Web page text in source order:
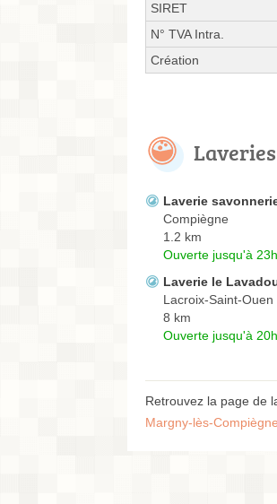
SIRET
N° TVA Intra.
Création
Laverie
Compiègne
1.2 km
Ouverte jusqu'à 23h
Laverie le
Lacroix-Saint-Ouen
8 km
Ouverte jusqu'à 20h
Retrouvez la page de
Margny-lès-Compiègne